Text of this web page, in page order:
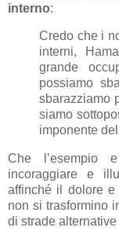
interno:
Credo che i
interni,
grande
possiamo
sbarazziamo
siamo
imponente
Che l’esempio
incoraggiare e
affinché il dolore
non si trasformino
di strade